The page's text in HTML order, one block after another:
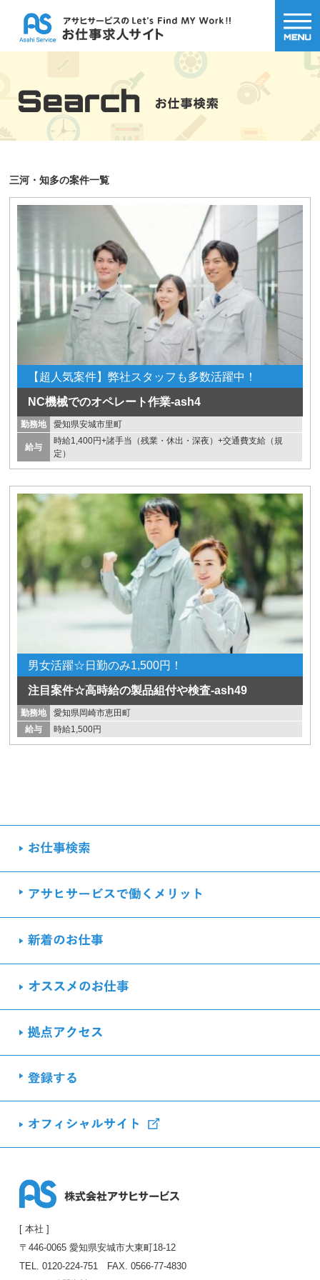
三河・知多の案件一覧
【超人気案件】弊社スタッフも多数活躍中！
NC機械でのオペレート作業-ash4
勤務地 愛知県安城市里町
給与
時給1,400円+諸手当（残業・休出・深夜）+交通費支給（規
定）
男女活躍☆日勤のみ1,500円！
注目案件☆高時給の製品組付や検査-ash49
勤務地
愛知県岡崎市恵田町
給与
時給1,500円
[ 本社 ]
〒446-0065 愛知県安城市大東町18-12
TEL. 0120-224-751
FAX. 0566-77-4830